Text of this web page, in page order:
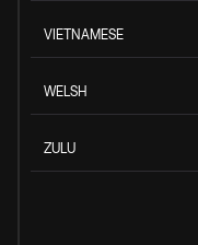
VIETNAMESE
WELSH
ZULU